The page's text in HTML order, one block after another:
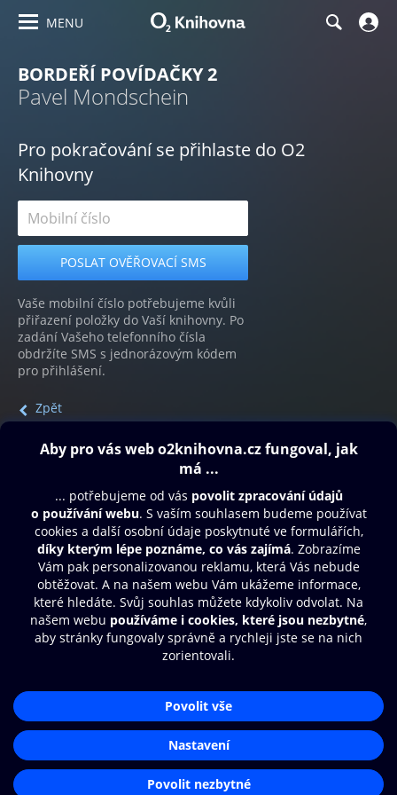
MENU
BORDEŘÍ POVÍDAČKY 2
Pavel Mondschein
Pro pokračování se přihlaste do O2
Knihovny
Vaše mobilní číslo potřebujeme kvůli
přiřazení položky do Vaší knihovny. Po
zadání Vašeho telefonního čísla
obdržíte SMS s jednorázovým kódem
pro přihlášení.
Zpět
Obsah ke stažení
Moje O2 Knihovna
Další zábava
© O2 Czech Republic a.s.
Přístupnost
Zásady zpracování osobních údajů
Nastavení cookies
Aplikace O2 Knihovna
Čti a poslouchej své e-knihy a
audioknihy rychleji a pohodlněji.